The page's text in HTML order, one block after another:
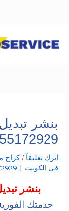
إلى
بنشر
55172929
اترك تعليقاً /كراج
في الكويت | 55172929
بنشر تبديل
خدمتك